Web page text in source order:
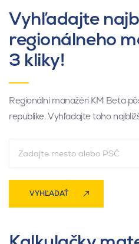
Vyhľadajte
regionálneho
3 kliky!
Regionálni manažéri KM Beta
republike. Vyhľadajte toho
VYHĽADAŤ